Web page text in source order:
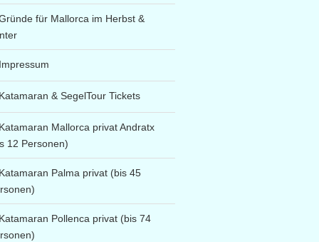
für Mallorca im Herbst &
Impressum
Katamaran & SegelTour Tickets
Katamaran Mallorca privat Andratx
12 Personen)
Katamaran Palma privat (bis 45
Katamaran Pollenca privat (bis 74